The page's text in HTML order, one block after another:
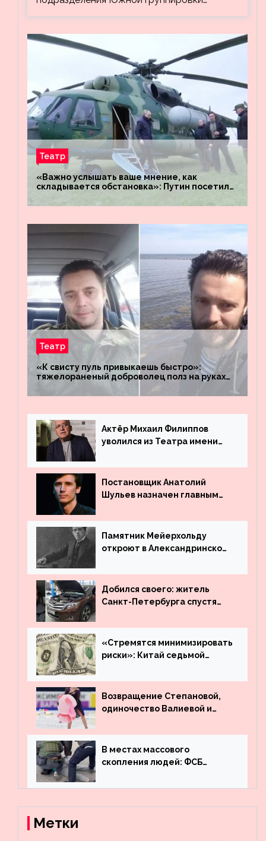
Театр
«Важно услышать ваше мнение, как
складывается обстановка»: Путин посетил
«Восток»
Театр
«К свисту пуль привыкаешь быстро»:
тяжелораненый доброволец полз на руках
четыре километра через заминированное
поле
Актёр Михаил Филиппов
уволился из Театра имени
Постановщик Анатолий
Шульев назначен главным
Вахтангова
Памятник Мейерхольду
откроют в Александринском
Добился своего: житель
Санкт-Петербурга спустя
угнанную в Казахстан
машину
«Стремятся минимизировать
риски»: Китай седьмой
деньги из американского
госдолга
Возвращение Степановой,
одиночество Валиевой и
что обсуждают в мире
фигурного катания
В местах массового
скопления людей: ФСБ
террористов, планировавших
Метки